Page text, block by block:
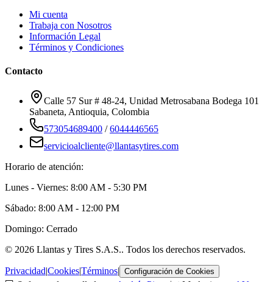
Mi cuenta
Trabaja con Nosotros
Información Legal
Términos y Condiciones
Contacto
Calle 57 Sur # 48-24, Unidad Metrosabana Bodega 101
Sabaneta, Antioquia, Colombia
573054689400 /6044446565
servicioalcliente@llantasytires.com
Horario de atención:
Lunes - Viernes: 8:00 AM - 5:30 PM
Sábado: 8:00 AM - 12:00 PM
Domingo: Cerrado
© 2026 Llantas y Tires S.A.S.. Todos los derechos reservados.
Privacidad|Cookies|Términos| Configuración de Cookies